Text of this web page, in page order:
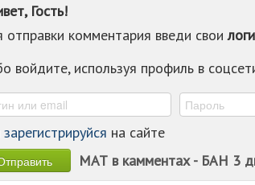
Гость!
отправки комментария введи свои
войдите, используя профиль в
зарегистрируйся на сайте
МАТ в камментах - БАН 3